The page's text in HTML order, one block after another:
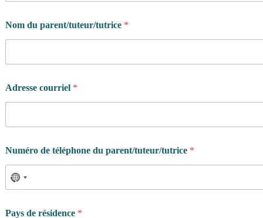
Nom du parent/tuteur/tutrice *
Adresse courriel *
Numéro de téléphone du parent/tuteur/tutrice *
Pays de résidence *